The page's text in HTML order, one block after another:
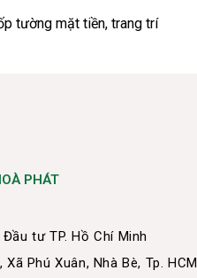
tường mặt tiền, trang trí
PHÁT
tư TP. Hồ Chí Minh
Phú Xuân, Nhà Bè, Tp. HCM